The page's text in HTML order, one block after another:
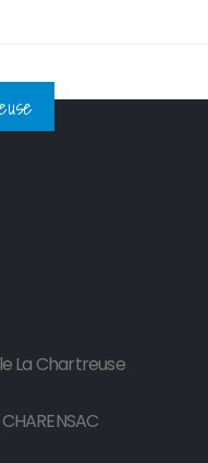
La Chartreuse